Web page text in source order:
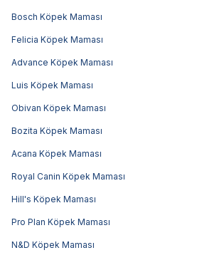
Bosch Köpek Maması
Felicia Köpek Maması
Advance Köpek Maması
Luis Köpek Maması
Obivan Köpek Maması
Bozita Köpek Maması
Acana Köpek Maması
Royal Canin Köpek Maması
Hill's Köpek Maması
Pro Plan Köpek Maması
N&D Köpek Maması